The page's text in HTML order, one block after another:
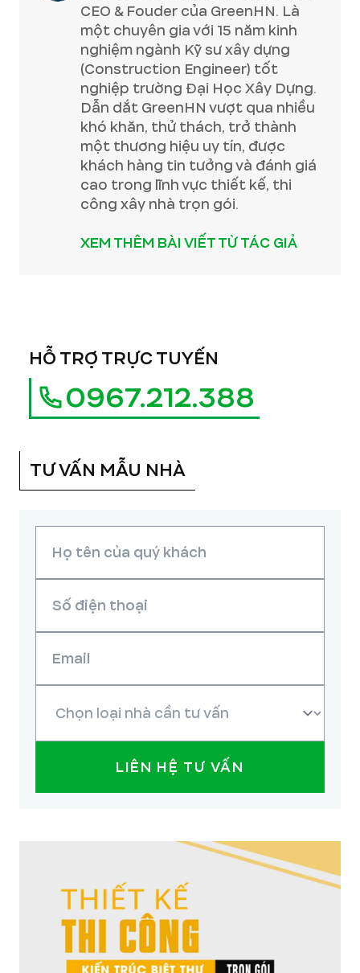
CEO & Fouder của GreenHN. Là
một chuyên gia với 15 năm kinh
nghiệm ngành Kỹ sư xây dựng
(Construction Engineer) tốt
nghiệp trường Đại Học Xây Dựng.
Dẫn dắt GreenHN vượt qua nhiều
khó khăn, thử thách, trở thành
một thương hiệu uy tín, được
khách hàng tin tưởng và đánh giá
cao trong lĩnh vực thiết kế, thi
công xây nhà trọn gói.
XEM THÊM BÀI VIẾT TỪ TÁC GIẢ
HỖ TRỢ TRỰC TUYẾN
0967.212.388
TƯ VẤN MẪU NHÀ
LIÊN HỆ TƯ VẤN